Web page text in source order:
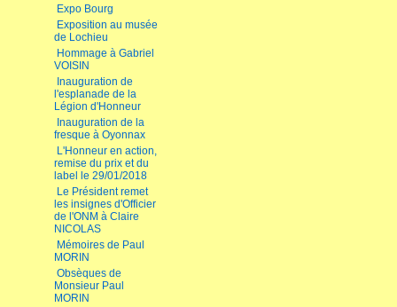
Expo Bourg
Exposition au musée
de Lochieu
Hommage à Gabriel
VOISIN
Inauguration de
l'esplanade de la
Légion d'Honneur
Inauguration de la
fresque à Oyonnax
L'Honneur en action,
remise du prix et du
label le 29/01/2018
Le Président remet
les insignes d'Officier
de l'ONM à Claire
NICOLAS
Mémoires de Paul
MORIN
Obsèques de
Monsieur Paul
MORIN